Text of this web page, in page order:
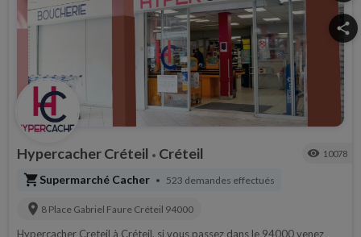
share
Hypercacher Créteil • Créteil visibility 10078
shopping_cartSupermarché Cacher • 523 demandes effectués
location_on 8 Place Gabriel Faure Créteil 94000
Hypercacher Creteil à Créteil, si vous passez dans le 94000 venez